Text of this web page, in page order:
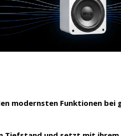
modernsten Funktionen bei